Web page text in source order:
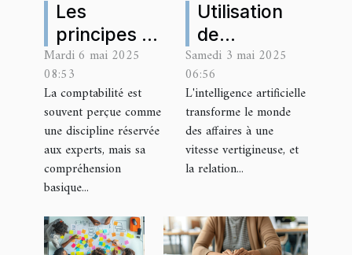
Les
principes de
la
comptabilité
pour non-
comptables
comprendre
les bases
pour mieux
gérer
Mardi 6 mai 2025
08:53
La comptabilité est
souvent perçue comme
une discipline réservée
aux experts, mais sa
compréhension
basique...
Utilisation
de
l'intelligence
artificielle
dans la
gestion de la
relation
client pour
Samedi 3 mai 2025
06:56
L'intelligence artificielle
transforme le monde
des affaires à une
vitesse vertigineuse, et
la relation...